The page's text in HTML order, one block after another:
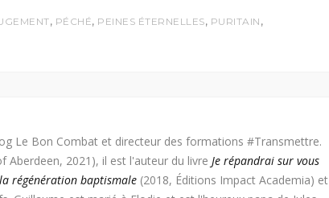
, PÉCHÉ, PEINES ÉTERNELLES, PURITAIN ,
Le Bon Combat et directeur des formations #Transmettre.
Aberdeen, 2021), il est l'auteur du livre Je répandrai sur vous
régénération baptismale (2018, Éditions Impact Academia) et